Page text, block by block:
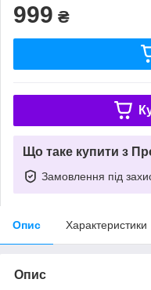
999 ₴
Що таке купити з
Замовлення під
Опис Характеристики
Опис